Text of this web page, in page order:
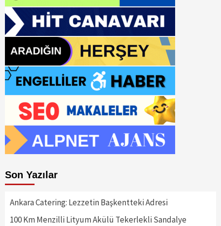
Son Yazılar
Ankara Catering: Lezzetin Başkentteki Adresi
100 Km Menzilli Lityum Akülü Tekerlekli Sandalye